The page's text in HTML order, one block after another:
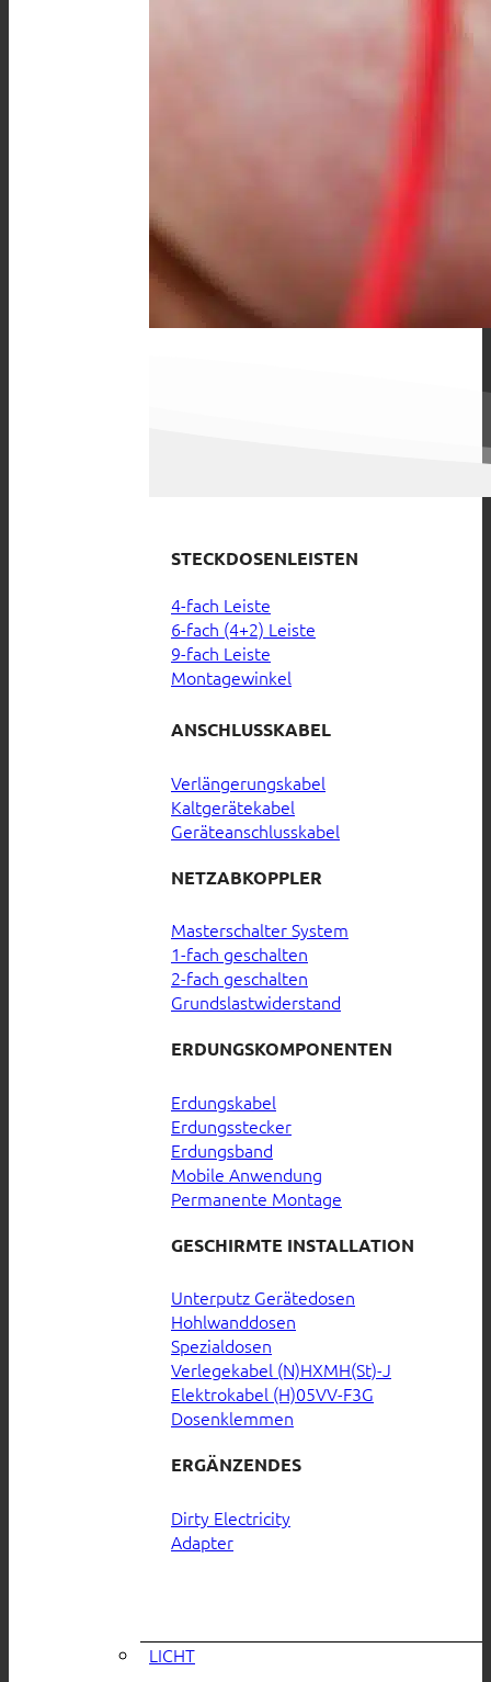
STECKDOSENLEISTEN
4-fach Leiste
6-fach (4+2) Leiste
9-fach Leiste
Montagewinkel
ANSCHLUSSKABEL
Verlängerungskabel
Kaltgerätekabel
Geräteanschlusskabel
NETZABKOPPLER
Masterschalter System
1-fach geschalten
2-fach geschalten
Grundslastwiderstand
ERDUNGSKOMPONENTEN
Erdungskabel
Erdungsstecker
Erdungsband
Mobile Anwendung
Permanente Montage
GESCHIRMTE INSTALLATION
Unterputz Gerätedosen
Hohlwanddosen
Spezialdosen
Verlegekabel (N)HXMH(St)-J
Elektrokabel (H)05VV-F3G
Dosenklemmen
ERGÄNZENDES
Dirty Electricity
Adapter
LICHT